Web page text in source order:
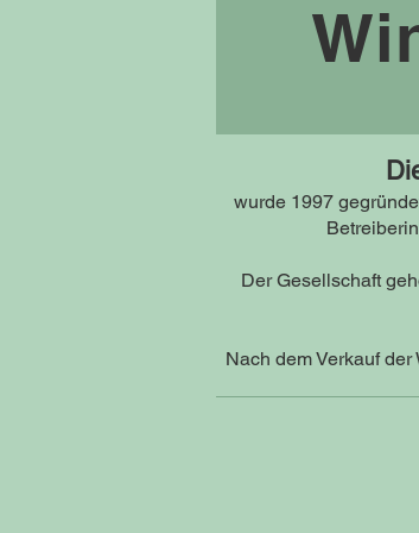
wurde 1997
Der Gesellschaft
Nach dem Verkauf